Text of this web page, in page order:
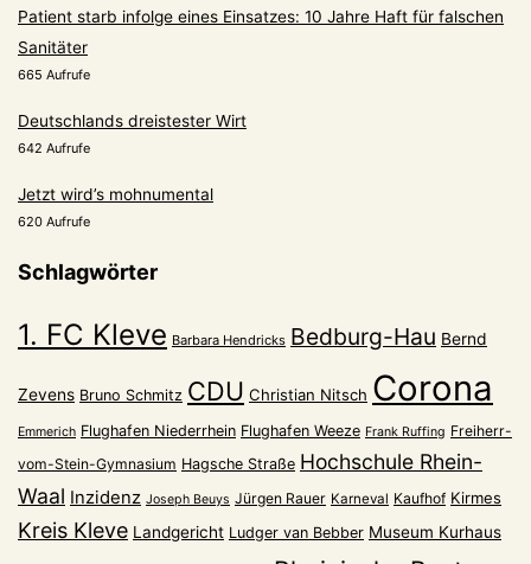
Patient starb infolge eines Einsatzes: 10 Jahre Haft für falschen
Sanitäter
665 Aufrufe
Deutschlands dreistester Wirt
642 Aufrufe
Jetzt wird’s mohnumental
620 Aufrufe
Schlagwörter
1. FC Kleve Barbara Hendricks Bedburg-Hau Bernd
Zevens Bruno Schmitz CDU Christian Nitsch Corona
Emmerich Flughafen Niederrhein Flughafen Weeze Frank Ruffing Freiherr-
vom-Stein-Gymnasium Hagsche Straße Hochschule Rhein-
Waal Inzidenz Joseph Beuys Jürgen Rauer Karneval Kaufhof Kirmes
Kreis Kleve Landgericht Ludger van Bebber Museum Kurhaus